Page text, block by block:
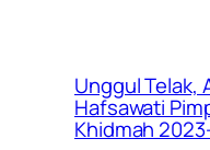
Unggul Telak,
Hafsawati
Khidmah